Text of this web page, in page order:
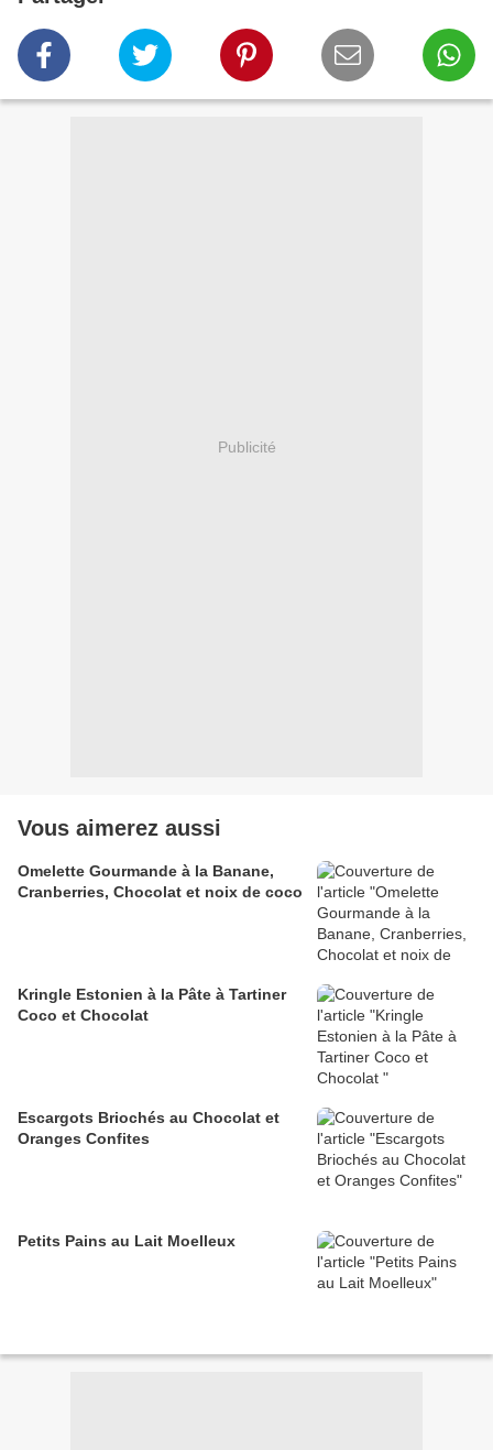
Publicité
Vous aimerez aussi
Omelette Gourmande à la Banane,
Cranberries, Chocolat et noix de coco
Kringle Estonien à la Pâte à Tartiner
Coco et Chocolat
Escargots Briochés au Chocolat et
Oranges Confites
Petits Pains au Lait Moelleux